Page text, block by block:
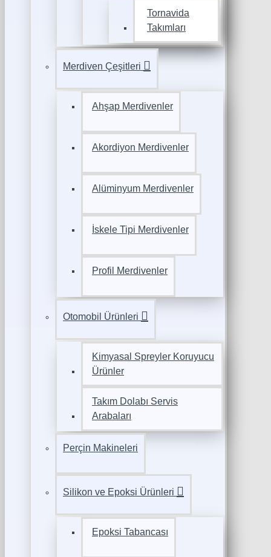
Tornavida
Takımları
Merdiven Çeşitleri
Ahşap Merdivenler
Akordiyon Merdivenler
Alüminyum Merdivenler
İskele Tipi Merdivenler
Profil Merdivenler
Otomobil Ürünleri
Kimyasal Spreyler Koruyucu
Ürünler
Takım Dolabı Servis
Arabaları
Perçin Makineleri
Silikon ve Epoksi Ürünleri
Epoksi Tabancası